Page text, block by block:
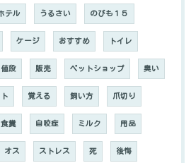
テル うるさい のびも１５
ケージ おすすめ トイレ
値段 販売 ペットショップ 臭い
覚える 飼い方 爪切り
食糞 自咬症 ミルク 用品
オス ストレス 死 後悔